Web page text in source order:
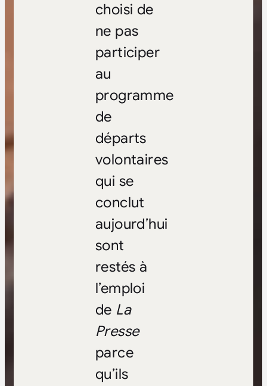
choisi de
ne pas
participer
au
programme
de
départs
volontaires
qui se
conclut
aujourd’hui
sont
restés à
l’emploi
de La
Presse
parce
qu’ils